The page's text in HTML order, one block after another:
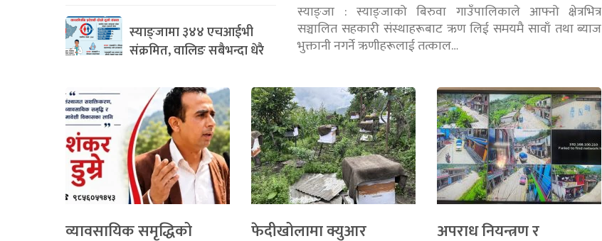
स्याङ्जामा ३४४ एचआईभी
संक्रमित, वालिङ सबैभन्दा धेरै
स्याङ्जा : स्याङ्जाको बिरुवा गाउँपालिकाले आफ्नो क्षेत्रभित्र
सञ्चालित सहकारी संस्थाहरूबाट ऋण लिई समयमै सावाँ तथा ब्याज
भुक्तानी नगर्ने ऋणीहरूलाई तत्काल…
व्यावसायिक समृद्धिको फेदीखोलामा क्युआर अपराध नियन्त्रण र